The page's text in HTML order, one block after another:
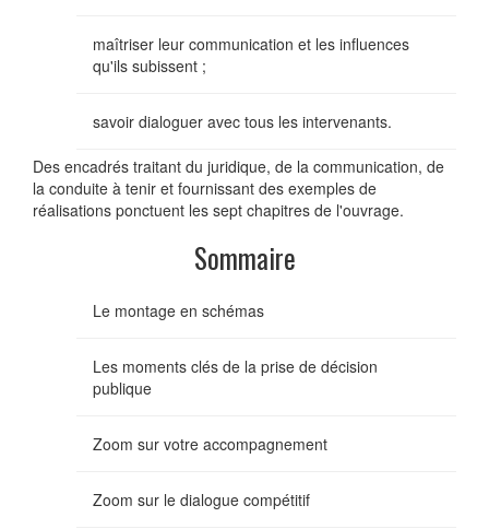
maîtriser leur communication et les influences
qu'ils subissent ;
savoir dialoguer avec tous les intervenants.
Des encadrés traitant du juridique, de la communication, de
la conduite à tenir et fournissant des exemples de
réalisations ponctuent les sept chapitres de l'ouvrage.
Sommaire
Le montage en schémas
Les moments clés de la prise de décision
publique
Zoom sur votre accompagnement
Zoom sur le dialogue compétitif